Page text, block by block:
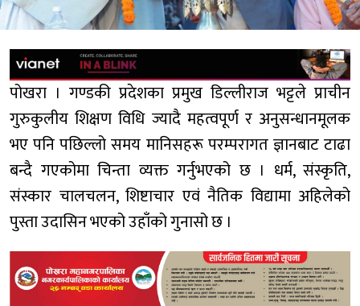
पोखरा । गण्डकी प्रदेशका प्रमुख डिल्लीराज भट्टले प्राचीन
गुरुकुलीय शिक्षण विधि ज्यादै महत्वपूर्ण र अनुसन्धानमूलक
भए पनि पछिल्लो समय मानिसहरू परम्परागत ज्ञानबाट टाढा
बन्दै गएकोमा चिन्ता व्यक्त गर्नुभएको छ । धर्म, संस्कृति,
संस्कार चालचलन, शिष्टाचार एवं नैतिक विद्यामा अहिलेको
पुस्ता उदासिन भएको उहाँको गुनासो छ ।